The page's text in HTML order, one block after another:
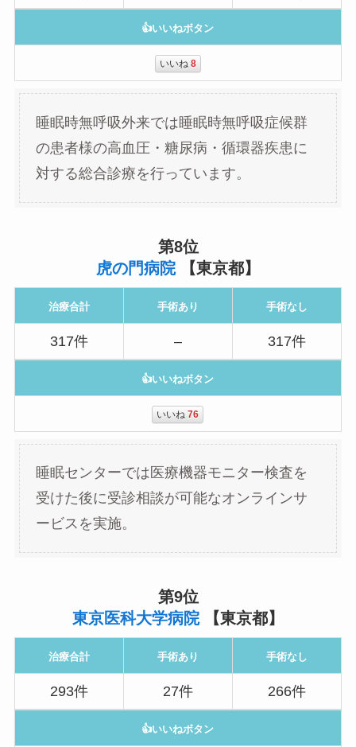
👍いいねボタン
いいね 8
睡眠時無呼吸外来では睡眠時無呼吸症候群
の患者様の高血圧・糖尿病・循環器疾患に
対する総合診療を行っています。
第8位
虎の門病院【東京都】
治療合計 手術あり 手術なし
317件 – 317件
👍いいねボタン
いいね76
睡眠センターでは医療機器モニター検査を
受けた後に受診相談が可能なオンラインサ
ービスを実施。
第9位
東京医科大学病院【東京都】
治療合計 手術あり 手術なし
293件 27件 266件
👍いいねボタン